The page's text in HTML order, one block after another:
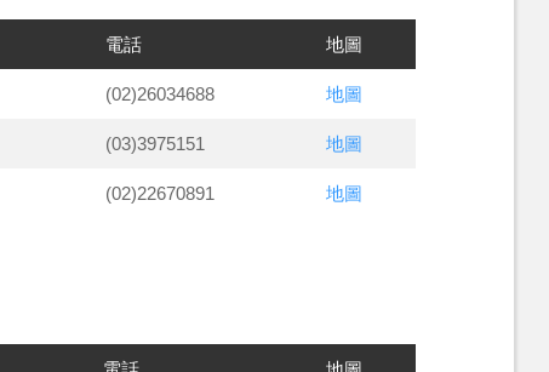
電話 地圖
(02)26034688 地圖
(03)3975151 地圖
(02)22670891 地圖